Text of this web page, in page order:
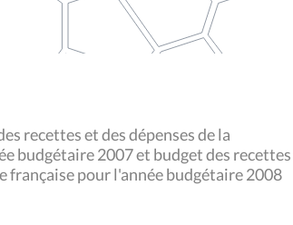
recettes et des dépenses de la
budgétaire 2007 et budget des recettes
française pour l'année budgétaire 2008